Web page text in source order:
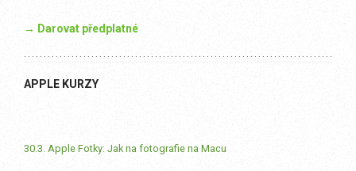
→ Darovat předplatné
APPLE KURZY
30.3. Apple Fotky: Jak na fotografie na Macu